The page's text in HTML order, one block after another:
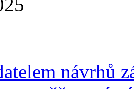
návrhů